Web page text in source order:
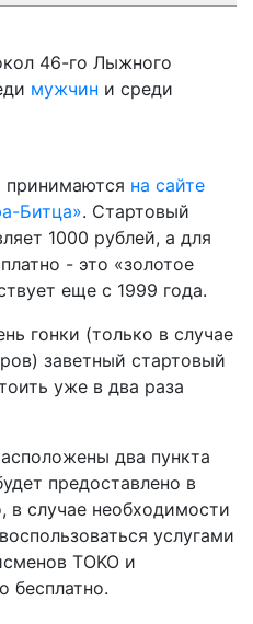
46-го Лыжного
мужчин и среди
принимаются на сайте
Битца». Стартовый
1000 рублей, а для
- это «золотое
еще с 1999 года.
гонки (только в случае
заветный стартовый
уже в два раза
два пункта
предоставлено в
в случае необходимости
услугами
TOKO и
бесплатно.